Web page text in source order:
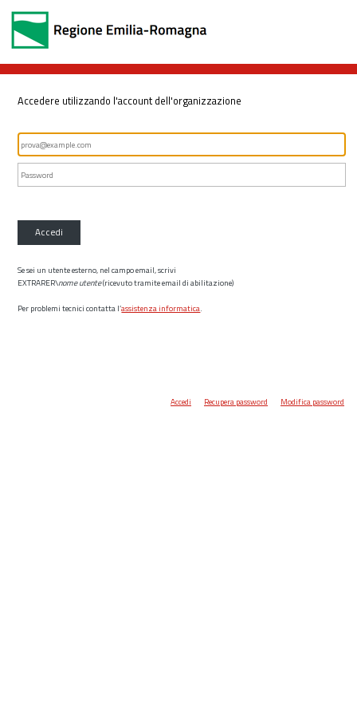
Accedere utilizzando l'account dell'organizzazione
Accedi
Se sei un utente esterno, nel campo email, scrivi
EXTRARER\nome utente(ricevuto tramite email di abilitazione)
Per problemi tecnici contatta l’assistenza informatica.
Accedi Recupera password Modifica password